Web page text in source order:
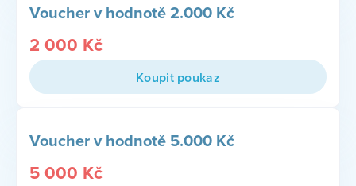
Voucher v hodnotě 2.000 Kč
2 000 Kč
Koupit poukaz
Voucher v hodnotě 5.000 Kč
5 000 Kč